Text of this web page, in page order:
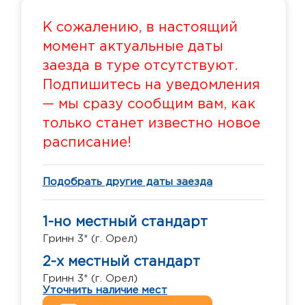
К сожалению, в настоящий
момент актуальные даты
заезда в туре отсутствуют.
Подпишитесь на уведомления
— мы сразу сообщим вам, как
только станет известно новое
расписание!
Подобрать другие даты заезда
1-но местный стандарт
Гринн 3* (г. Орел)
2-х местный cтандарт
Гринн 3* (г. Орел)
Уточнить наличие мест